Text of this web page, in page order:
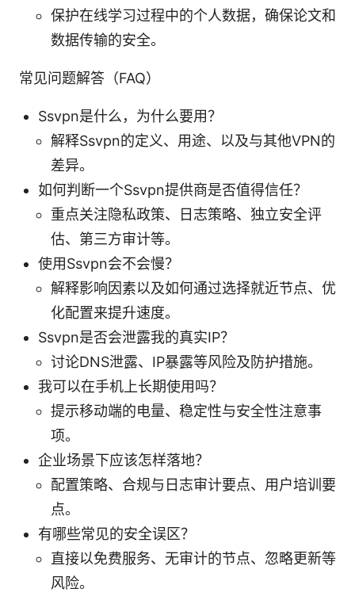
保护在线学习过程中的个人数据，确保论文和
数据传输的安全。
常见问题解答（FAQ）
Ssvpn是什么，为什么要用？
解释Ssvpn的定义、用途、以及与其他VPN的
差异。
如何判断一个Ssvpn提供商是否值得信任？
重点关注隐私政策、日志策略、独立安全评
估、第三方审计等。
使用Ssvpn会不会慢？
解释影响因素以及如何通过选择就近节点、优
化配置来提升速度。
Ssvpn是否会泄露我的真实IP？
讨论DNS泄露、IP暴露等风险及防护措施。
我可以在手机上长期使用吗？
提示移动端的电量、稳定性与安全性注意事
项。
企业场景下应该怎样落地？
配置策略、合规与日志审计要点、用户培训要
点。
有哪些常见的安全误区？
直接以免费服务、无审计的节点、忽略更新等
风险。